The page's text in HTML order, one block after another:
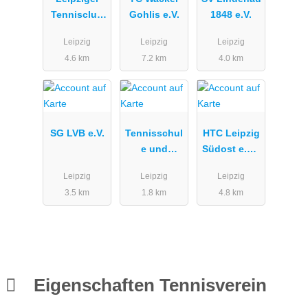
Tennisclub
Leipzig
4.6 km
Gohlis e.V.
Leipzig
7.2 km
1848 e.V.
Leipzig
4.0 km
SG LVB e.V.
Leipzig
3.5 km
Tennisschul
e und
Mitteldeutsc
hland
Leipzig
1.8 km
HTC Leipzig
Südost e.V. |
Leipzig
4.8 km
Eigenschaften Tennisverein